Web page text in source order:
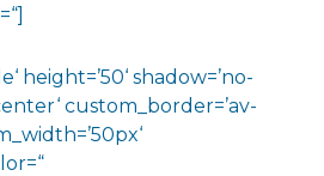
height=’50‘ shadow=’no-
custom_border=’av-